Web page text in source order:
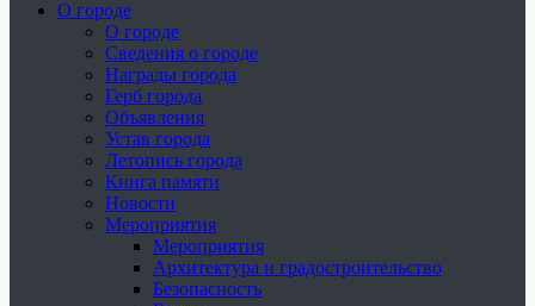
О городе
О городе
Сведения о городе
Награды города
Герб города
Объявления
Устав города
Летопись города
Книга памяти
Новости
Мероприятия
Мероприятия
Архитектура и градостроительство
Безопасность